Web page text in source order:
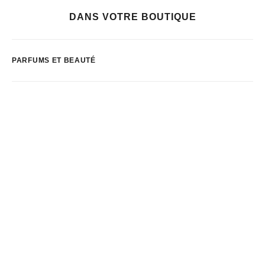
DANS VOTRE BOUTIQUE
PARFUMS ET BEAUTÉ